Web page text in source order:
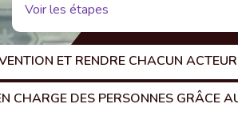
Voir les étapes
ET RENDRE CHACUN
CHARGE DES PERSONNES GRÂCE